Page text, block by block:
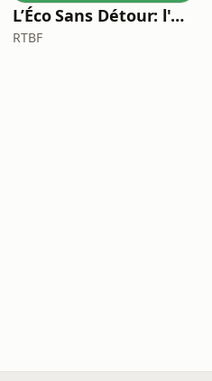
L’Éco Sans Détour: l'actualité économique
RTBF